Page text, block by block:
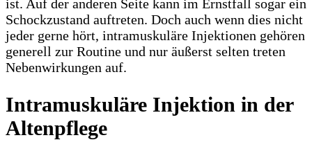
ist. Auf der anderen Seite kann im Ernstfall sogar ein
Schockzustand auftreten. Doch auch wenn dies nicht
jeder gerne hört, intramuskuläre Injektionen gehören
generell zur Routine und nur äußerst selten treten
Nebenwirkungen auf.
Intramuskuläre Injektion in der
Altenpflege